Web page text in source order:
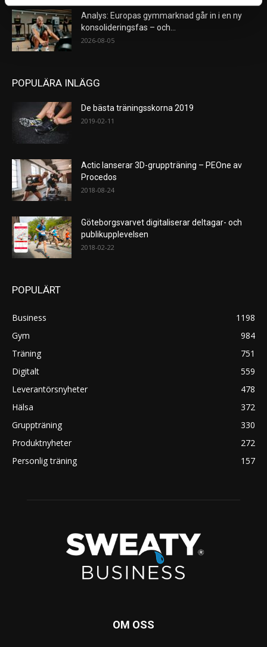
Analys: Europas gymmarknad går in i en ny
konsolideringsfas – och...
2026-08-05
POPULÄRA INLÄGG
De bästa träningsskorna 2019
2019-02-11
Actic lanserar 3D-gruppträning – PEOne av
Procedos
2018-08-24
Göteborgsvarvet digitaliserar deltagar- och
publikupplevelsen
2018-02-22
POPULÄRT
Business
1198
Gym
984
Träning
751
Digitalt
559
Leverantörsnyheter
478
Hälsa
372
Gruppträning
330
Produktnyheter
272
Personlig träning
157
OM OSS